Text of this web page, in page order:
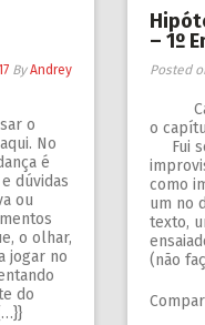
ByAndrey
o
No
é
dúvidas
ou
o olhar,
jogar no
do
– 1º
Posted
o
Fui
como
um no
texto,
(não